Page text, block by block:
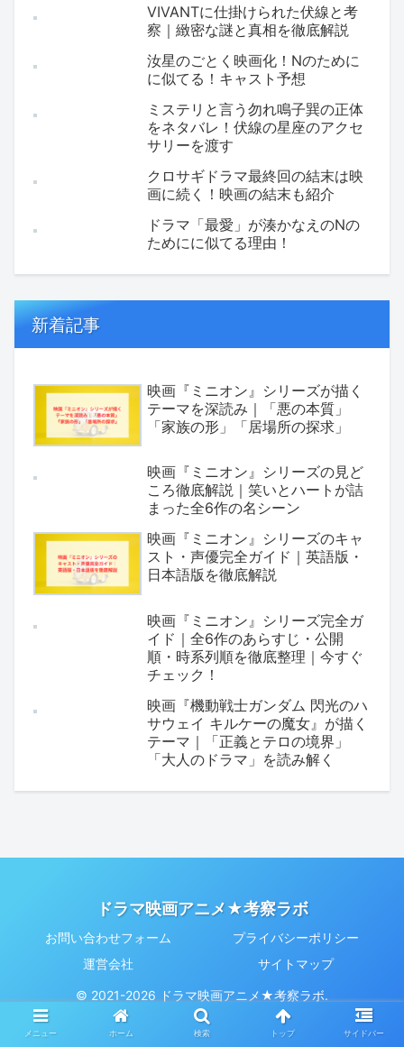
VIVANTに仕掛けられた伏線と考
察｜緻密な謎と真相を徹底解説
汝星のごとく映画化！Nのために
に似てる！キャスト予想
ミステリと言う勿れ鳴子巽の正体
をネタバレ！伏線の星座のアクセ
サリーを渡す
クロサギドラマ最終回の結末は映
画に続く！映画の結末も紹介
ドラマ「最愛」が湊かなえのNの
ためにに似てる理由！
新着記事
映画『ミニオン』シリーズが描く
テーマを深読み｜「悪の本質」
「家族の形」「居場所の探求」
映画『ミニオン』シリーズの見ど
ころ徹底解説｜笑いとハートが詰
まった全6作の名シーン
映画『ミニオン』シリーズのキャ
スト・声優完全ガイド｜英語版・
日本語版を徹底解説
映画『ミニオン』シリーズ完全ガ
イド｜全6作のあらすじ・公開
順・時系列順を徹底整理｜今すぐ
チェック！
映画『機動戦士ガンダム 閃光のハ
サウェイ キルケーの魔女』が描く
テーマ｜「正義とテロの境界」
「大人のドラマ」を読み解く
ドラマ映画アニメ★考察ラボ
お問い合わせフォーム
プライバシーポリシー
運営会社
サイトマップ
© 2021-2026 ドラマ映画アニメ★考察ラボ.
メニュー ホーム 検索 トップ サイドバー